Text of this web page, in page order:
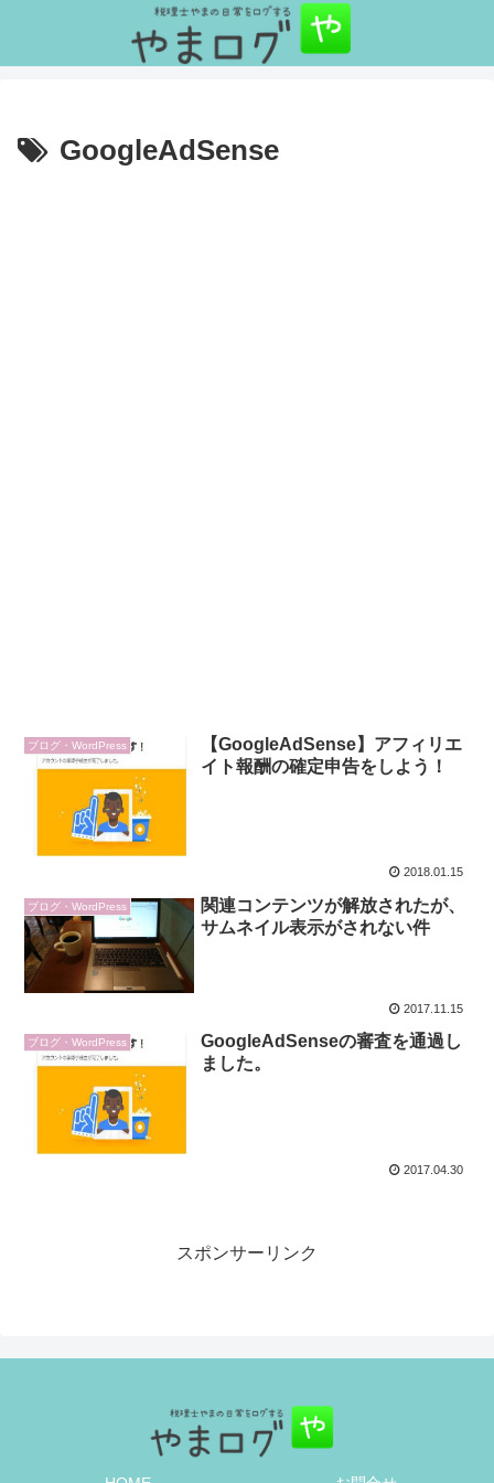
GoogleAdSense
ブログ・WordPress
【GoogleAdSense】アフィリエ
イト報酬の確定申告をしよう！
2018.01.15
ブログ・WordPress
関連コンテンツが解放されたが、
サムネイル表示がされない件
2017.11.15
ブログ・WordPress
GoogleAdSenseの審査を通過し
ました。
2017.04.30
スポンサーリンク